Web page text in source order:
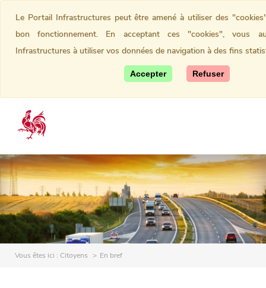
Vous êtes ici : Citoyens En bref
Le Portail Infrastructures peut être amené à utiliser des
bon fonctionnement. En acceptant ces "cookies", vous
Infrastructures à utiliser vos données de navigation à des fins
Accepter Refuser